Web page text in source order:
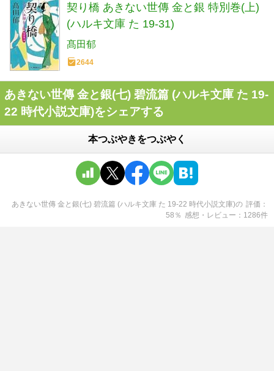
契り橋 あきない世傳 金と銀 特別巻(上)
(ハルキ文庫 た 19-31)
髙田郁
2644
あきない世傳 金と銀(七) 碧流篇 (ハルキ文庫 た 19-
22 時代小説文庫)をシェアする
本つぶやきをつぶやく
あきない世傳 金と銀(七) 碧流篇 (ハルキ文庫 た 19-22 時代小説文庫)の 評価
58 ％ 感想・レビュー 1286件